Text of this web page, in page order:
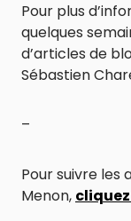
Pour plus
quelques
d’articles de
Sébastien
–
Pour suivre les
Menon,